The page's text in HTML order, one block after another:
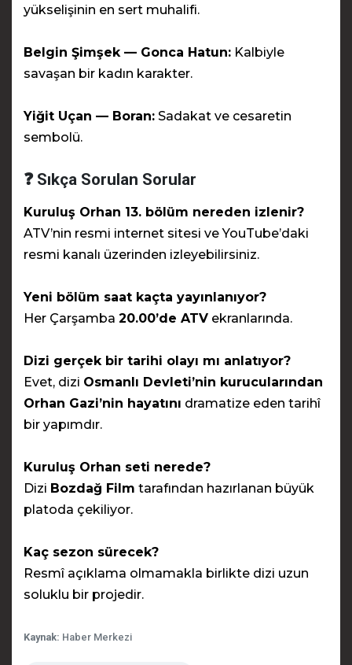
yükselişinin en sert muhalifi.
Belgin Şimşek — Gonca Hatun: Kalbiyle
savaşan bir kadın karakter.
Yiğit Uçan — Boran: Sadakat ve cesaretin
sembolü.
❓ Sıkça Sorulan Sorular
Kuruluş Orhan 13. bölüm nereden izlenir?
ATV’nin resmi internet sitesi ve YouTube’daki
resmi kanalı üzerinden izleyebilirsiniz.
Yeni bölüm saat kaçta yayınlanıyor?
Her Çarşamba 20.00’de ATV ekranlarında.
Dizi gerçek bir tarihi olayı mı anlatıyor?
Evet, dizi Osmanlı Devleti’nin kurucularından
Orhan Gazi’nin hayatını dramatize eden tarihî
bir yapımdır.
Kuruluş Orhan seti nerede?
Dizi Bozdağ Film tarafından hazırlanan büyük
platoda çekiliyor.
Kaç sezon sürecek?
Resmî açıklama olmamakla birlikte dizi uzun
soluklu bir projedir.
Kaynak: Haber Merkezi